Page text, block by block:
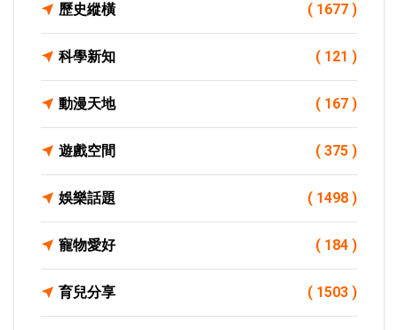
歷史縱橫 ( 1677 )
科學新知 ( 121 )
動漫天地 ( 167 )
遊戲空間 ( 375 )
娛樂話題 ( 1498 )
寵物愛好 ( 184 )
育兒分享 ( 1503 )